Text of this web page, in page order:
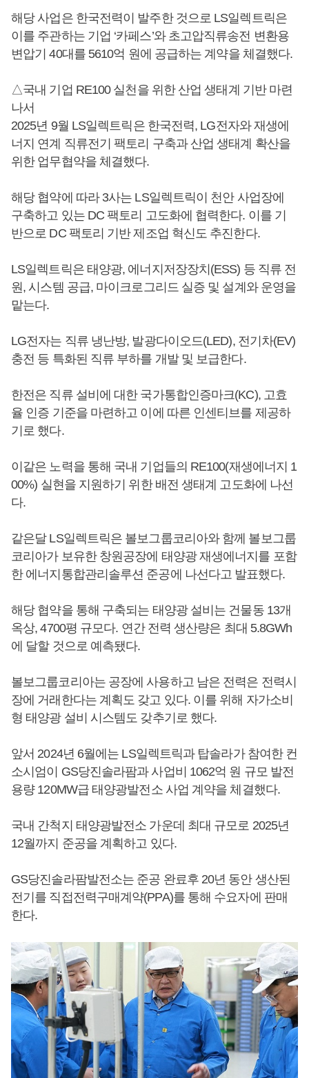
해당 사업은 한국전력이 발주한 것으로 LS일렉트릭은
이를 주관하는 기업 ‘카페스’와 초고압직류송전 변환용
변압기 40대를 5610억 원에 공급하는 계약을 체결했다.
△국내 기업 RE100 실천을 위한 산업 생태계 기반 마련
나서
2025년 9월 LS일렉트릭은 한국전력, LG전자와 재생에
너지 연계 직류전기 팩토리 구축과 산업 생태계 확산을
위한 업무협약을 체결했다.
해당 협약에 따라 3사는 LS일렉트릭이 천안 사업장에
구축하고 있는 DC 팩토리 고도화에 협력한다. 이를 기
반으로 DC 팩토리 기반 제조업 혁신도 추진한다.
LS일렉트릭은 태양광, 에너지저장장치(ESS) 등 직류 전
원, 시스템 공급, 마이크로그리드 실증 및 설계와 운영을
맡는다.
LG전자는 직류 냉난방, 발광다이오드(LED), 전기차(EV)
충전 등 특화된 직류 부하를 개발 및 보급한다.
한전은 직류 설비에 대한 국가통합인증마크(KC), 고효
율 인증 기준을 마련하고 이에 따른 인센티브를 제공하
기로 했다.
이같은 노력을 통해 국내 기업들의 RE100(재생에너지 1
00%) 실현을 지원하기 위한 배전 생태계 고도화에 나선
다.
같은달 LS일렉트릭은 볼보그룹코리아와 함께 볼보그룹
코리아가 보유한 창원공장에 태양광 재생에너지를 포함
한 에너지통합관리솔루션 준공에 나선다고 발표했다.
해당 협약을 통해 구축되는 태양광 설비는 건물동 13개
옥상, 4700평 규모다. 연간 전력 생산량은 최대 5.8GWh
에 달할 것으로 예측됐다.
볼보그룹코리아는 공장에 사용하고 남은 전력은 전력시
장에 거래한다는 계획도 갖고 있다. 이를 위해 자가소비
형 태양광 설비 시스템도 갖추기로 했다.
앞서 2024년 6월에는 LS일렉트릭과 탑솔라가 참여한 컨
소시엄이 GS당진솔라팜과 사업비 1062억 원 규모 발전
용량 120MW급 태양광발전소 사업 계약을 체결했다.
국내 간척지 태양광발전소 가운데 최대 규모로 2025년
12월까지 준공을 계획하고 있다.
GS당진솔라팜발전소는 준공 완료후 20년 동안 생산된
전기를 직접전력구매계약(PPA)를 통해 수요자에 판매
한다.